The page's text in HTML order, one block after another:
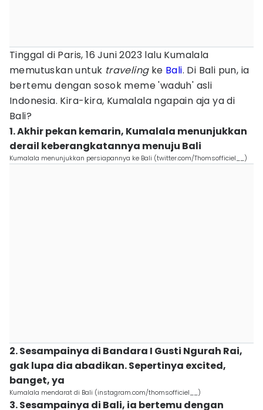
Tinggal di Paris, 16 Juni 2023 lalu Kumalala
memutuskan untuk traveling ke Bali. Di Bali pun, ia
bertemu dengan sosok meme 'waduh' asli
Indonesia. Kira-kira, Kumalala ngapain aja ya di
Bali?
1. Akhir pekan kemarin, Kumalala menunjukkan
derail keberangkatannya menuju Bali
Kumalala menunjukkan persiapannya ke Bali (twitter.com/Thomsofficiel__)
2. Sesampainya di Bandara I Gusti Ngurah Rai,
gak lupa dia abadikan. Sepertinya excited,
banget, ya
Kumalala mendarat di Bali (instagram.com/thomsofficiel__)
3. Sesampainya di Bali, ia bertemu dengan